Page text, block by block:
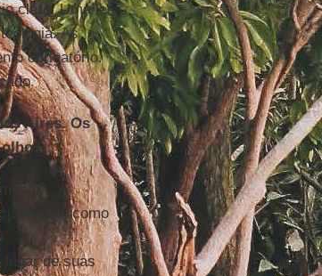
claro. Uma lei
As
obrigatório.
Aires. Os
como
lugar de suas